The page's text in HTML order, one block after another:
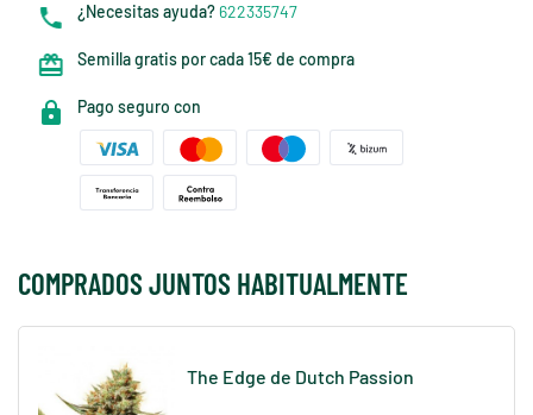
¿Necesitas ayuda?622335747
Semilla gratis por cada 15€ de compra
Pago seguro con
COMPRADOS JUNTOS HABITUALMENTE
The Edge de Dutch Passion